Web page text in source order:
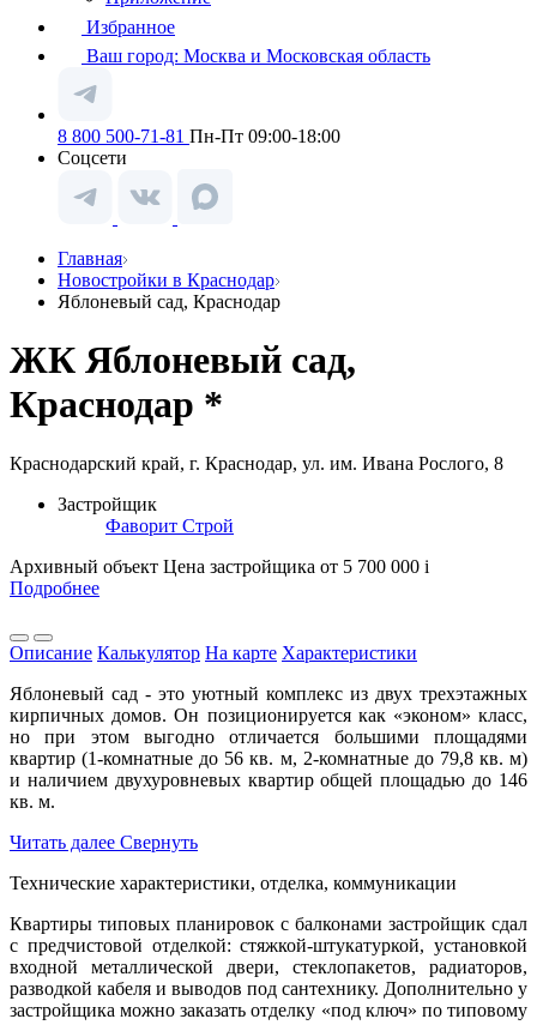
Избранное
Ваш город: Москва и Московская область
8 800 500-71-81 Пн-Пт 09:00-18:00
Соцсети
Главная
Новостройки в Краснодар
Яблоневый сад, Краснодар
ЖК Яблоневый сад,
Краснодар *
Краснодарский край, г. Краснодар, ул. им. Ивана Рослого, 8
Застройщик
Фаворит Строй
Архивный объект Цена застройщика от 5 700 000 i
Подробнее
Описание Калькулятор На карте Характеристики
Яблоневый сад - это уютный комплекс из двух трехэтажных
кирпичных домов. Он позиционируется как «эконом» класс,
но при этом выгодно отличается большими площадями
квартир (1-комнатные до 56 кв. м, 2-комнатные до 79,8 кв. м)
и наличием двухуровневых квартир общей площадью до 146
кв. м.
Читать далее Свернуть
Технические характеристики, отделка, коммуникации
Квартиры типовых планировок с балконами застройщик сдал
с предчистовой отделкой: стяжкой-штукатуркой, установкой
входной металлической двери, стеклопакетов, радиаторов,
разводкой кабеля и выводов под сантехнику. Дополнительно у
застройщика можно заказать отделку «под ключ» по типовому